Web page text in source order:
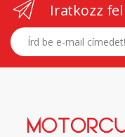
Iratkozz
E-mail címed